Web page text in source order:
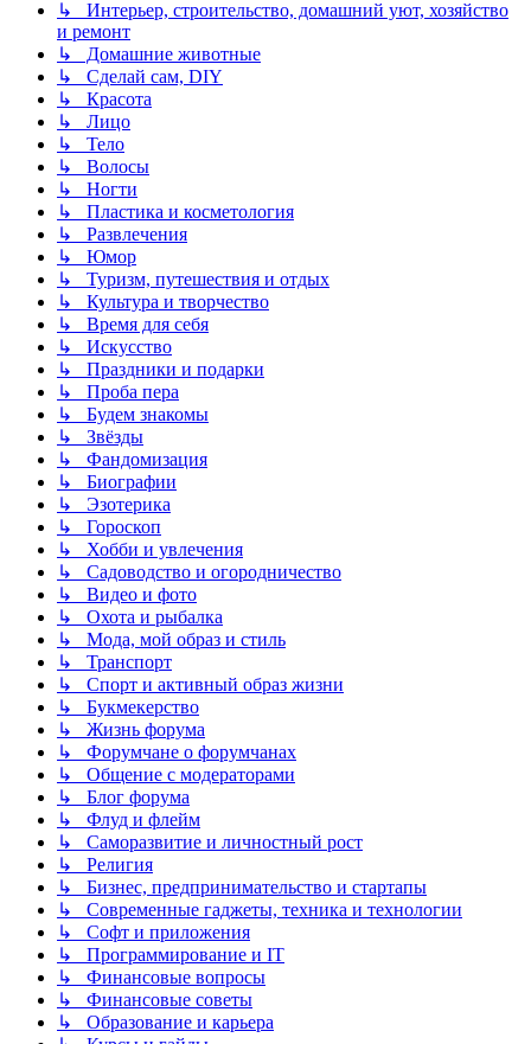
↳ Интерьер, строительство, домашний уют, хозяйство
и ремонт
↳ Домашние животные
↳ Сделай сам, DIY
↳ Красота
↳ Лицо
↳ Тело
↳ Волосы
↳ Ногти
↳ Пластика и косметология
↳ Развлечения
↳ Юмор
↳ Туризм, путешествия и отдых
↳ Культура и творчество
↳ Время для себя
↳ Искусство
↳ Праздники и подарки
↳ Проба пера
↳ Будем знакомы
↳ Звёзды
↳ Фандомизация
↳ Биографии
↳ Эзотерика
↳ Гороскоп
↳ Хобби и увлечения
↳ Садоводство и огородничество
↳ Видео и фото
↳ Охота и рыбалка
↳ Мода, мой образ и стиль
↳ Транспорт
↳ Спорт и активный образ жизни
↳ Букмекерство
↳ Жизнь форума
↳ Форумчане о форумчанах
↳ Общение с модераторами
↳ Блог форума
↳ Флуд и флейм
↳ Саморазвитие и личностный рост
↳ Религия
↳ Бизнес, предпринимательство и стартапы
↳ Современные гаджеты, техника и технологии
↳ Софт и приложения
↳ Программирование и IT
↳ Финансовые вопросы
↳ Финансовые советы
↳ Образование и карьера